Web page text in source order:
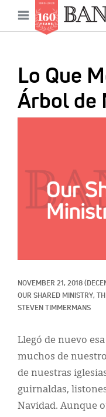
content
Open
Lo Que
Árbol de
NOVEMBER 21, 2018
OUR SHARED MINISTRY,
STEVEN TIMMERMANS
Llegó de nuevo
muchos de
de nuestras
guirnaldas,
Navidad. Aunque
Main
navigation
News
Features
As I Was Saying
Secondary
Get Your Banner
Resources
한국어